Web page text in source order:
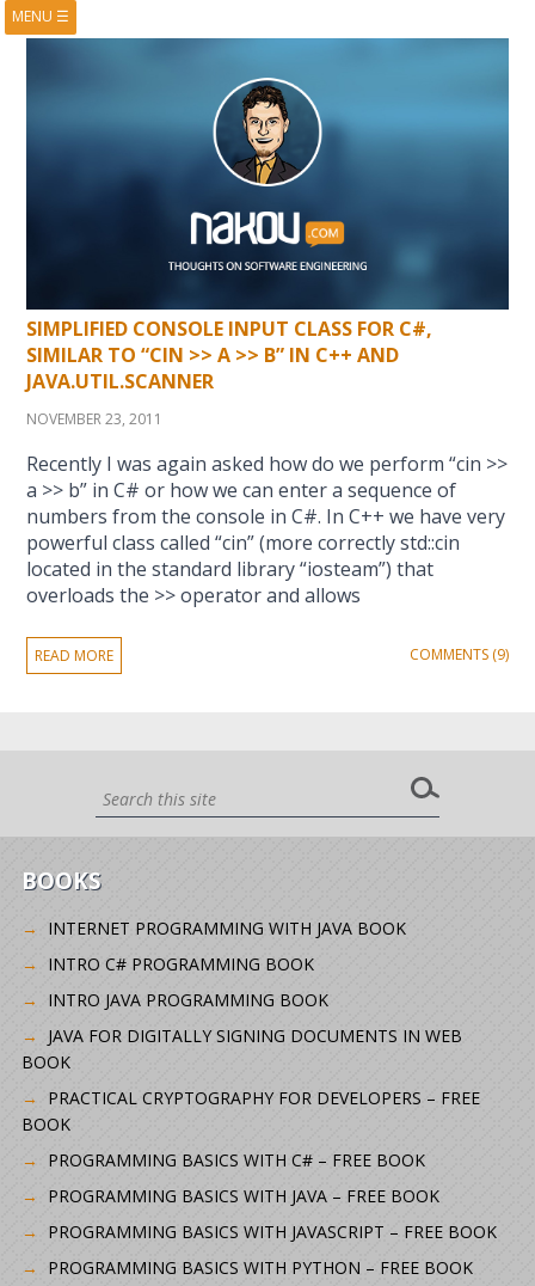
MENU ☰
SIMPLIFIED CONSOLE INPUT CLASS FOR C#,
SIMILAR TO “CIN >> A >> B” IN C++ AND
JAVA.UTIL.SCANNER
NOVEMBER 23, 2011
Recently I was again asked how do we perform “cin >>
a >> b” in C# or how we can enter a sequence of
numbers from the console in C#. In C++ we have very
powerful class called “cin” (more correctly std::cin
located in the standard library “iosteam”) that
overloads the >> operator and allows
READ MORE COMMENTS (9)
BOOKS
INTERNET PROGRAMMING WITH JAVA BOOK
INTRO C# PROGRAMMING BOOK
INTRO JAVA PROGRAMMING BOOK
JAVA FOR DIGITALLY SIGNING DOCUMENTS IN WEB
BOOK
PRACTICAL CRYPTOGRAPHY FOR DEVELOPERS – FREE
BOOK
PROGRAMMING BASICS WITH C# – FREE BOOK
PROGRAMMING BASICS WITH JAVA – FREE BOOK
PROGRAMMING BASICS WITH JAVASCRIPT – FREE BOOK
PROGRAMMING BASICS WITH PYTHON – FREE BOOK